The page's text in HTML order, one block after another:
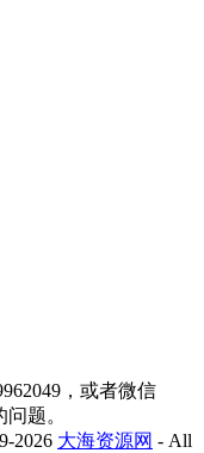
，或者微信
题。
2026 大海资源网 - All